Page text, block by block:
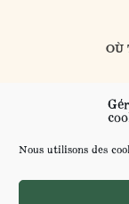
Nous utilisons des
OÙ